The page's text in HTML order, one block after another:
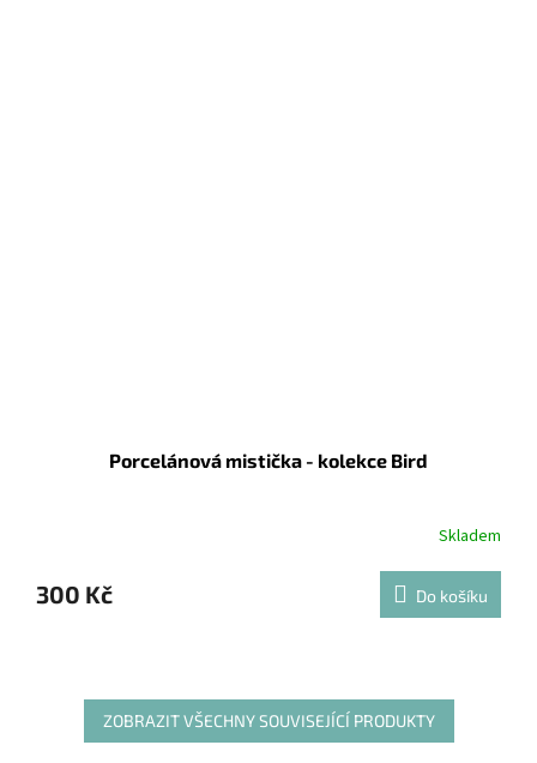
Porcelánová mistička - kolekce Bird
Skladem
300 Kč Do košíku
ZOBRAZIT VŠECHNY SOUVISEJÍCÍ PRODUKTY